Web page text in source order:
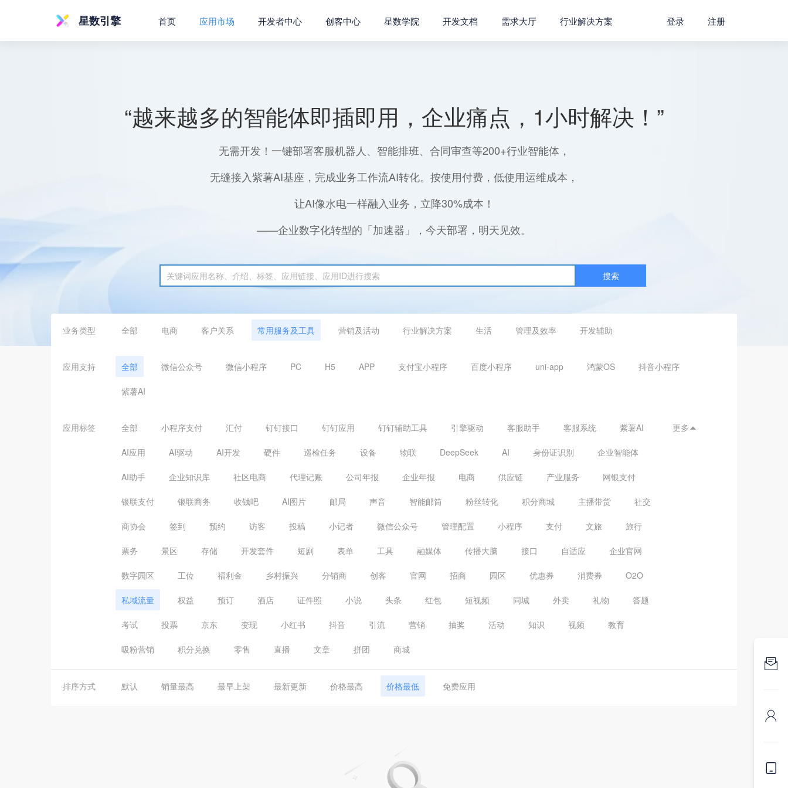
星数引擎 首页 应用市场 开发者中心 创客中心 星数学院 开发文档 需求大厅 行业解决方案 登录 注册
“越来越多的智能体即插即用，企业痛点，1小时解决！”
无需开发！一键部署客服机器人、智能排班、合同审查等200+行业智能体，
无缝接入紫薯AI基座，完成业务工作流AI转化。按使用付费，低使用运维成本，
让AI像水电一样融入业务，立降30%成本！
——企业数字化转型的「加速器」，今天部署，明天见效。
搜索
业务类型 全部 电商 客户关系 常用服务及工具 营销及活动 行业解决方案 生活 管理及效率 开发辅助
应用支持 全部 微信公众号 微信小程序 PC H5 APP 支付宝小程序 百度小程序 uni-app 鸿蒙OS 抖音小程序
紫薯AI
应用标签 全部 小程序支付 汇付 钉钉接口 钉钉应用 钉钉辅助工具 引擎驱动 客服助手 客服系统 紫薯AI
AI应用 AI驱动 AI开发 硬件 巡检任务 设备 物联 DeepSeek AI 身份证识别 企业智能体
AI助手 企业知识库 社区电商 代理记账 公司年报 企业年报 电商 供应链 产业服务 网银支付
银联支付 银联商务 收钱吧 AI图片 邮局 声音 智能邮筒 粉丝转化 积分商城 主播带货 社交
商协会 签到 预约 访客 投稿 小记者 微信公众号 管理配置 小程序 支付 文旅 旅行
票务 景区 存储 开发套件 短剧 表单 工具 融媒体 传播大脑 接口 自适应 企业官网
数字园区 工位 福利金 乡村振兴 分销商 创客 官网 招商 园区 优惠券 消费券 O2O
私域流量 权益 预订 酒店 证件照 小说 头条 红包 短视频 同城 外卖 礼物 答题
考试 投票 京东 变现 小红书 抖音 引流 营销 抽奖 活动 知识 视频 教育
吸粉营销 积分兑换 零售 直播 文章 拼团 商城
更多 
排序方式 默认 销量最高 最早上架 最新更新 价格最高 价格最低 免费应用


